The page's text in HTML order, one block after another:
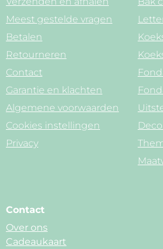
Meest gestelde vragen
Betalen
Retourneren
Contact
Garantie en klachten
Algemene voorwaarden
Cookies instellingen
Privacy
Contact
Over ons
Cadeaukaart